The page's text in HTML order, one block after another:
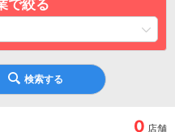
で絞る
検索する
0 店舗